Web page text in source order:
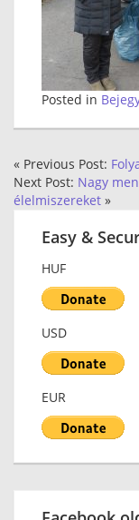
Posted in
« Previous Post:
Next Post: Nagy
élelmiszereket »
Easy &
HUF
USD
EUR